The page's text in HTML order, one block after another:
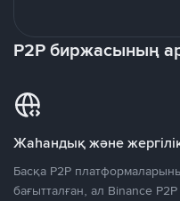
P2P биржасының
Жаһандық және
Басқа P2P
бағытталған, ал Binance